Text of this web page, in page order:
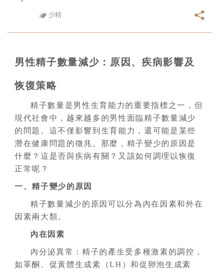
少精
男性精子數量減少：原因、疾病影響及
恢復策略
精子數量是男性生育能力的重要指標之一，但
現代社會中，越來越多的男性面臨精子數量減少
的問題。這不僅影響到生育能力，還可能是某些
潛在健康問題的徵兆。那麼，精子變少的原因是
什麼？這是否與疾病有關？又該如何調理以恢復
正常呢？
一、精子變少的原因
精子數量減少的原因可以分為內在因素和外在
因素兩大類。
內在因素
內分泌異常：精子的產生受多種激素的調控，
如睪酮、促黃體生成素（LH）和促卵泡生成素